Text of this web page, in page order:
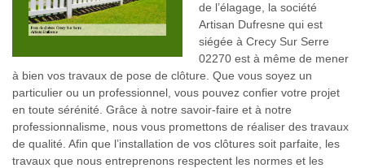
de l’élagage, la société
Artisan Dufresne qui est
siégée à Crecy Sur Serre
02270 est à même de mener
à bien vos travaux de pose de clôture. Que vous soyez un
particulier ou un professionnel, vous pouvez confier votre projet
en toute sérénité. Grâce à notre savoir-faire et à notre
professionnalisme, nous vous promettons de réaliser des travaux
de qualité. Afin que l’installation de vos clôtures soit parfaite, les
travaux que nous entreprenons respectent les normes et les